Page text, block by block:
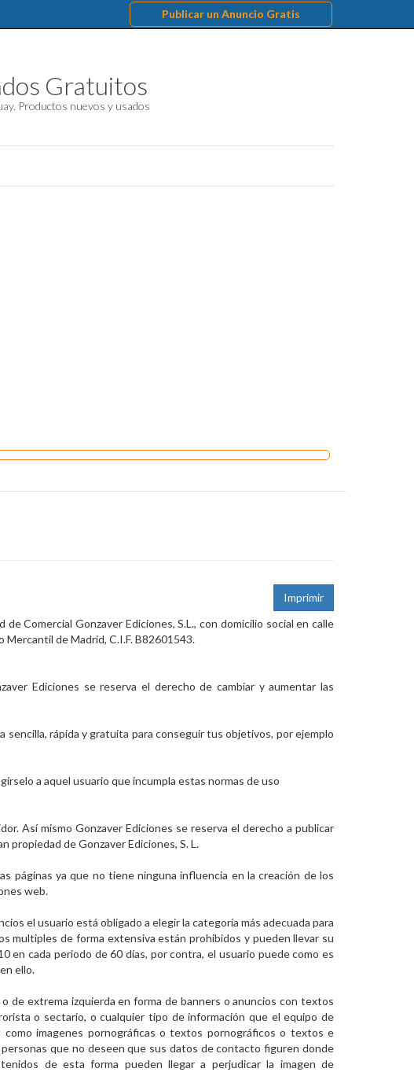
Publicar un Anuncio Gratis
Gratuitos
Productos nuevos y usados
Imprimir
de Comercial Gonzaver Ediciones, S.L., con domicilio social en calle
de Madrid, C.I.F. B82601543.
Ediciones se reserva el derecho de cambiar y aumentar las
rápida y gratuita para conseguir tus objetivos, por ejemplo
a aquel usuario que incumpla estas normas de uso
Así mismo Gonzaver Ediciones se reserva el derecho a publicar
propiedad de Gonzaver Ediciones, S. L.
páginas ya que no tiene ninguna influencia en la creación de los
web.
el usuario está obligado a elegir la categoría más adecuada para
multiples de forma extensiva están prohibidos y pueden llevar su
en cada periodo de 60 días, por contra, el usuario puede como es
ello.
de extrema izquierda en forma de banners o anuncios con textos
o sectario, o cualquier tipo de información que el equipo de
como imagenes pornográficas o textos pornográficos o textos e
que no deseen que sus datos de contacto figuren donde
de esta forma pueden llegar a perjudicar la imagen de